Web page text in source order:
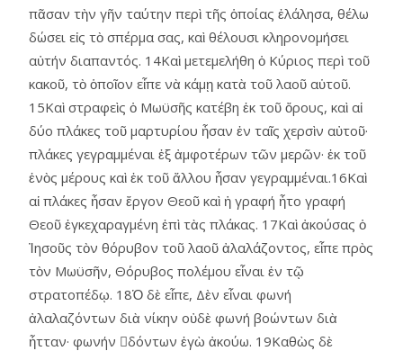
πᾶσαν τὴν γῆν ταύτην περὶ τῆς ὁποίας ἐλάλησα, θέλω
δώσει εἰς τὸ σπέρμα σας, καὶ θέλουσι κληρονομήσει
αὐτήν διαπαντός. 14Καὶ μετεμελήθη ὁ Κύριος περὶ τοῦ
κακοῦ, τὸ ὁποῖον εἶπε νὰ κάμῃ κατὰ τοῦ λαοῦ αὑτοῦ.
15Καὶ στραφεὶς ὁ Μωϋσῆς κατέβη ἐκ τοῦ ὄρους, καὶ αἱ
δύο πλάκες τοῦ μαρτυρίου ἦσαν ἐν ταῖς χερσὶν αὐτοῦ·
πλάκες γεγραμμέναι ἐξ ἀμφοτέρων τῶν μερῶν· ἐκ τοῦ
ἑνὸς μέρους καὶ ἐκ τοῦ ἄλλου ἦσαν γεγραμμέναι.16Καὶ
αἱ πλάκες ἦσαν ἔργον Θεοῦ καὶ ἡ γραφή ἦτο γραφή
Θεοῦ ἐγκεχαραγμένη ἐπὶ τὰς πλάκας. 17Καὶ ἀκούσας ὁ
Ἰησοῦς τὸν θόρυβον τοῦ λαοῦ ἀλαλάζοντος, εἶπε πρὸς
τὸν Μωϋσῆν, Θόρυβος πολέμου εἶναι ἐν τῷ
στρατοπέδῳ. 18Ὁ δὲ εἶπε, Δὲν εἶναι φωνή
ἀλαλαζόντων διὰ νίκην οὐδὲ φωνή βοώντων διὰ
ἦτταν· φωνήν δόντων ἐγὼ ἀκούω. 19Καθὼς δὲ